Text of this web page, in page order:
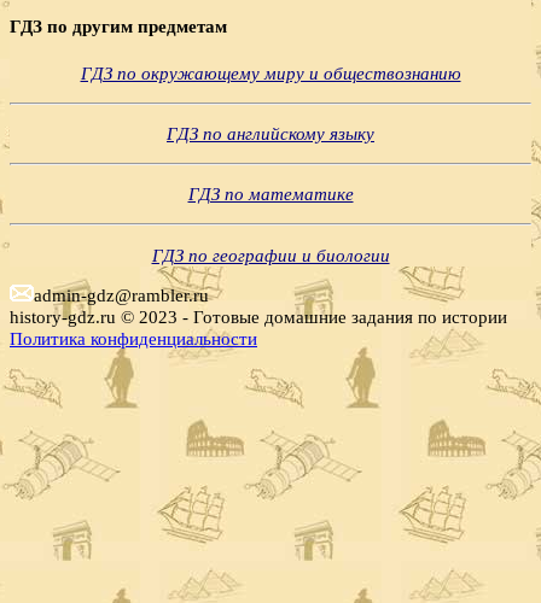
ГДЗ по другим предметам
ГДЗ по окружающему миру и обществознанию
ГДЗ по английскому языку
ГДЗ по математике
ГДЗ по географии и биологии
admin-gdz@rambler.ru
history-gdz.ru © 2023 - Готовые домашние задания по истории
Политика конфиденциальности